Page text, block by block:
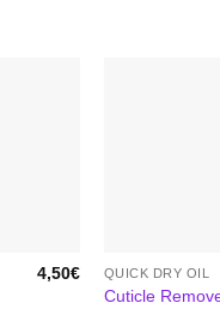
4,50€ QUICK DRY OIL
Cuticle